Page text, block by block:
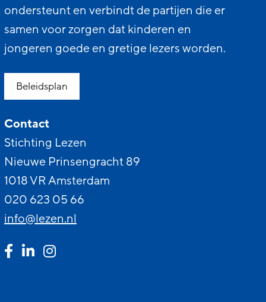
ondersteunt en verbindt de partijen die er
samen voor zorgen dat kinderen en
jongeren goede en gretige lezers worden.
Beleidsplan
Contact
Stichting Lezen
Nieuwe Prinsengracht 89
1018 VR Amsterdam
020 623 05 66
info@lezen.nl